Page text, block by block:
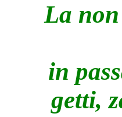
La
in
getti,